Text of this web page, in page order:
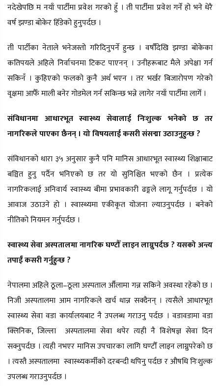
नदेखेपछि म नयाँ पार्टीमा प्रवेश गरको हुँ । ती पार्टीमा प्रवेश गर्ने हो भने धेरै
वर्ष झण्डा बोकेर हिँडेको हुनुपर्दछ ।
ती पार्टीका नेताले भनेजस्तो गरिदिनुपर्ने हुन्छ । वर्षौँदेखि झण्डा बोकेका
कतिपयले अहिले निर्वाचनमा टिकट पाएनन् । उनीहरूबाट मैले अपेक्षा गर्न
सकिनँ । कुहिएको फलको कुनै अर्थ भएन । तर भर्खर बिजारोपण गरेको
वृक्षमा आफैँ माली बनेर गोडमेल गर्न सकिन्छ भन्ने लागेर नयाँ पार्टीमा लागेँ ।
संविधानमा आधारभूत स्वास्थ्य सेवालाई निःशुल्क भनेको छ तर
नागरिकले पाएका छैनन् । यो विषयलाई कसरी संसद्मा उठाउनुहुन्छ ?
संविधानको धारा ३५ अनुसार कुनै पनि मानिस आधारभूत स्वास्थ्य शिक्षाबाट
बञ्चित हुनु पर्दैन भनिएको छ तर यो सुनिश्चित भएको छैन । प्रत्येक
नागरिकलाई अनिवार्य स्वास्थ्य बीमा प्रभावकारी ढङ्गले लागू गर्नुपर्दछ । यो
आवाज उठाउने हो । स्वास्थ्यमा एकीकृत योजना ल्याउनुपर्दछ । बनेको
नीतिको नियमन गर्नुपर्दछ ।
स्वास्थ्य सेवा अस्पतालमा नागरिक घण्टौँ लाइन लाग्नुपर्दछ ?यसको अन्त्य
तपाईँ कसरी गर्नुहुन्छ ?
नेपालमा अहिले ठूला–ठूला अस्पताल औँलामा गन्न सकिने अवस्था रहेको छ ।
निजी अस्पतालमा आम नागरिकले खर्च धान्न सक्दैनन् । त्यसैले आधारभूत
स्वास्थ्य सेवा वडा कार्यालयबाट नै उपलब्ध गराउनु पर्दछ । वडावडामा वडा
क्लिनिक, जिल्ला अस्पतालमा सेवा थपेर त्यही नै विशेषज्ञ सेवा दिन
सक्नुपर्दछ । त्यही नभएर मानिस उपचारका लागि घण्टौँ लाइन लाग्नुपरेको छ
। त्यस्तै अस्पतालमा स्वास्थ्यकर्मीको दरबन्दी थपिनु पर्दछ र औषधि निःशुल्क
उपलब्ध गराउनुपर्दछ ।